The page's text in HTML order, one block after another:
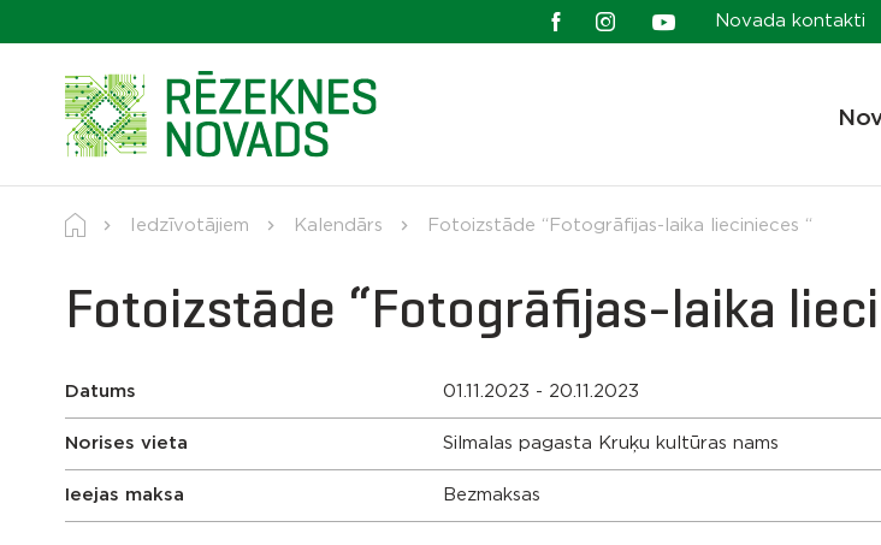
Novada kontakti
Iedzīvotājiem Kalendārs Fotoizstāde “Fotogrāfijas-laika liecinieces “
Fotoizstāde “Fotogrāfijas-laika
Datums 01.11.2023 - 20.11.2023
Norises vieta Silmalas pagasta Kruķu kultūras nams
Ieejas maksa Bezmaksas